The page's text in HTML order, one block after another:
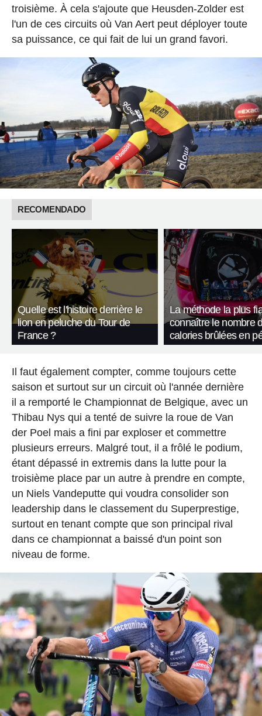
troisième. À cela s'ajoute que Heusden-Zolder est
l'un de ces circuits où Van Aert peut déployer toute
sa puissance, ce qui fait de lui un grand favori.
RECOMENDADO
Quelle est l'histoire derrière le
lion en peluche du Tour de
France ?
La méthode la plus
connaître le nombre
calories brûlées en
Il faut également compter, comme toujours cette
saison et surtout sur un circuit où l'année dernière
il a remporté le Championnat de Belgique, avec un
Thibau Nys qui a tenté de suivre la roue de Van
der Poel mais a fini par exploser et commettre
plusieurs erreurs. Malgré tout, il a frôlé le podium,
étant dépassé in extremis dans la lutte pour la
troisième place par un autre à prendre en compte,
un Niels Vandeputte qui voudra consolider son
leadership dans le classement du Superprestige,
surtout en tenant compte que son principal rival
dans ce championnat a baissé d'un point son
niveau de forme.